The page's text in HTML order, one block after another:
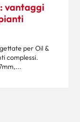
vantaggi
per Oil &
complessi.